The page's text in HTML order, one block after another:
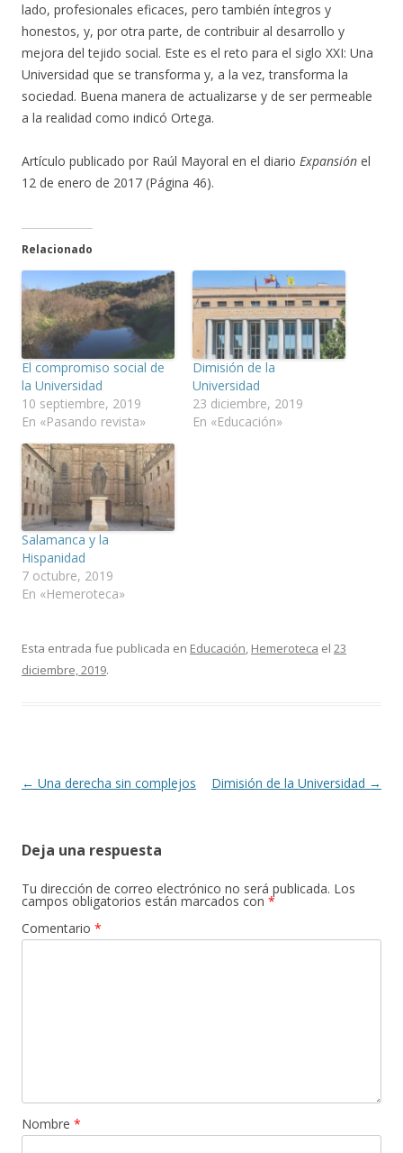
lado, profesionales eficaces, pero también íntegros y
honestos, y, por otra parte, de contribuir al desarrollo y
mejora del tejido social. Este es el reto para el siglo XXI: Una
Universidad que se transforma y, a la vez, transforma la
sociedad. Buena manera de actualizarse y de ser permeable
a la realidad como indicó Ortega.
Artículo publicado por Raúl Mayoral en el diario Expansión el
12 de enero de 2017 (Página 46).
Relacionado
El compromiso social de
la Universidad
10 septiembre, 2019
En «Pasando revista»
Dimisión de la
Universidad
23 diciembre, 2019
En «Educación»
Salamanca y la
Hispanidad
7 octubre, 2019
En «Hemeroteca»
Esta entrada fue publicada en Educación, Hemeroteca el 23
diciembre, 2019.
Navegación
← Una derecha sin complejos Dimisión de la Universidad →
Deja una respuesta
Tu dirección de correo electrónico no será publicada. Los
campos obligatorios están marcados con *
Comentario *
Nombre *